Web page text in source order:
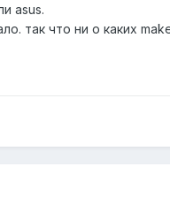
asus.
так что ни о каких